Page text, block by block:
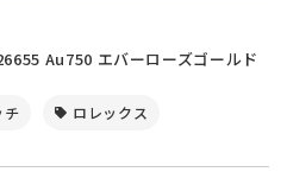
Au750 エバーローズゴールド
チ ロレックス